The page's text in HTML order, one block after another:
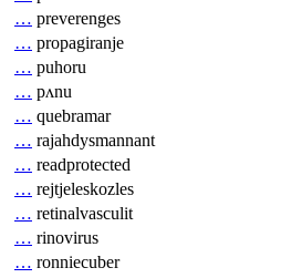
… preverenges
… propagiranje
… puhoru
… pʌnu
… quebramar
… rajahdysmannant
… readprotected
… rejtjeleskozles
… retinalvasculit
… rinovirus
… ronniecuber